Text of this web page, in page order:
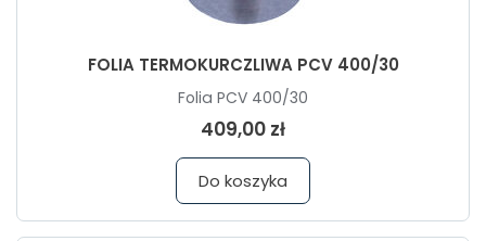
FOLIA TERMOKURCZLIWA PCV 400/30
Folia PCV 400/30
409,00 zł
Do koszyka